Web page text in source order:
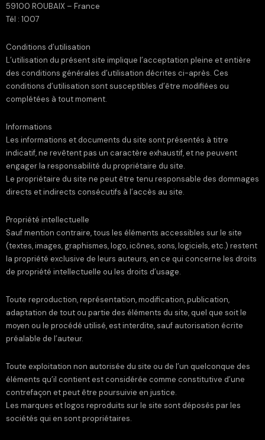
59100 ROUBAIX – France
Tél : 1007
Conditions d’utilisation
L’utilisation du présent site implique l’acceptation pleine et entière
des conditions générales d’utilisation décrites ci-après. Ces
conditions d’utilisation sont susceptibles d’être modifiées ou
complétées à tout moment.
Informations
Les informations et documents du site sont présentés à titre
indicatif, ne revêtent pas un caractère exhaustif, et ne peuvent
engager la responsabilité du propriétaire du site.
Le propriétaire du site ne peut être tenu responsable des dommages
directs et indirects consécutifs à l’accès au site.
Propriété intellectuelle
Sauf mention contraire, tous les éléments accessibles sur le site
(textes, images, graphismes, logo, icônes, sons, logiciels, etc.) restent
la propriété exclusive de leurs auteurs, en ce qui concerne les droits
de propriété intellectuelle ou les droits d’usage.
Toute reproduction, représentation, modification, publication,
adaptation de tout ou partie des éléments du site, quel que soit le
moyen ou le procédé utilisé, est interdite, sauf autorisation écrite
préalable de l’auteur.
Toute exploitation non autorisée du site ou de l’un quelconque des
éléments qu’il contient est considérée comme constitutive d’une
contrefaçon et peut être poursuivie en justice.
Les marques et logos reproduits sur le site sont déposés par les
sociétés qui en sont propriétaires.